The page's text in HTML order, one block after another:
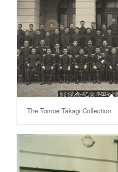
The Tomoe Takagi Collection